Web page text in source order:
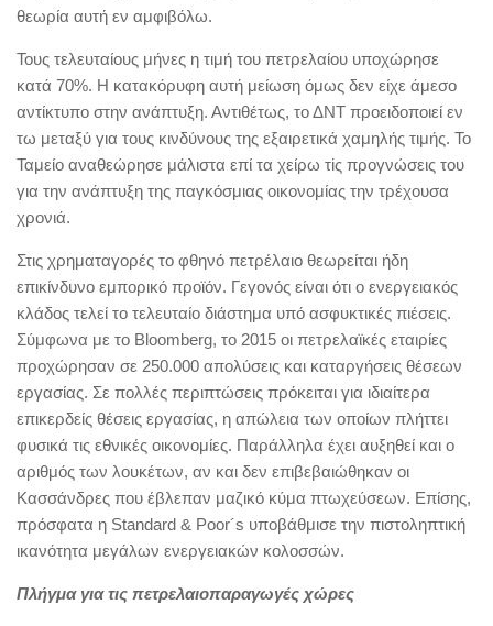
θεωρία αυτή εν αμφιβόλω.
Τους τελευταίους μήνες η τιμή του πετρελαίου υποχώρησε
κατά 70%. Η κατακόρυφη αυτή μείωση όμως δεν είχε άμεσο
αντίκτυπο στην ανάπτυξη. Αντιθέτως, το ΔΝΤ προειδοποιεί εν
τω μεταξύ για τους κινδύνους της εξαιρετικά χαμηλής τιμής. Το
Ταμείο αναθεώρησε μάλιστα επί τα χείρω τiς προγνώσεις του
για την ανάπτυξη της παγκόσμιας οικονομίας την τρέχουσα
χρονιά.
Στις χρηματαγορές το φθηνό πετρέλαιο θεωρείται ήδη
επικίνδυνο εμπορικό προϊόν. Γεγονός είναι ότι ο ενεργειακός
κλάδος τελεί το τελευταίο διάστημα υπό ασφυκτικές πιέσεις.
Σύμφωνα με το Bloomberg, το 2015 οι πετρελαϊκές εταιρίες
προχώρησαν σε 250.000 απολύσεις και καταργήσεις θέσεων
εργασίας. Σε πολλές περιπτώσεις πρόκειται για ιδιαίτερα
επικερδείς θέσεις εργασίας, η απώλεια των οποίων πλήττει
φυσικά τις εθνικές οικονομίες. Παράλληλα έχει αυξηθεί και ο
αριθμός των λουκέτων, αν και δεν επιβεβαιώθηκαν οι
Κασσάνδρες που έβλεπαν μαζικό κύμα πτωχεύσεων. Επίσης,
πρόσφατα η Standard & Poor´s υποβάθμισε την πιστοληπτική
ικανότητα μεγάλων ενεργειακών κολοσσών.
Πλήγμα για τις πετρελαιοπαραγωγές χώρες